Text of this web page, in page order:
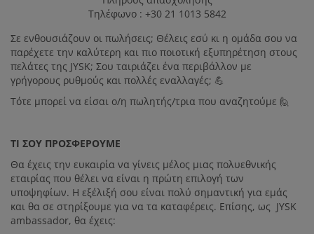
Η JYSK ΩΣ
ΕΡΓΟΔΌΤΗΣ
Τηλέφωνο : +30 21 1013 5842
Σε ενθουσιάζουν οι πωλήσεις; Θέλεις εσύ κι η ομάδα σου να
παρέχετε την καλύτερη και πιο ποιοτική εξυπηρέτηση στους
πελάτες της JYSΚ; Σου ταιριάζει ένα περιβάλλον με
γρήγορους ρυθμούς και πολλές εναλλαγές; 💪
Τότε μπορεί να είσαι ο/η πωλητής/τρια που αναζητούμε 🙋
ΤΙ ΣΟΥ ΠΡΟΣΦΕΡΟΥΜΕ
Θα έχεις την ευκαιρία να γίνεις μέλος μιας πολυεθνικής
εταιρίας που θέλει να είναι η πρώτη επιλογή των
υποψηφίων. Η εξέλιξή σου είναι πολύ σημαντική για εμάς
και θα σε στηρίξουμε για να τα καταφέρεις. Επίσης, ως JYSK
ambassador, θα έχεις: